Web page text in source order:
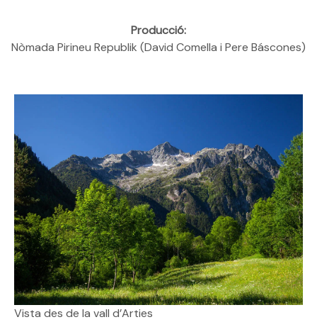
Producció:
Nòmada Pirineu Republik (David Comella i Pere Báscones)
Vista des de la vall d’Arties